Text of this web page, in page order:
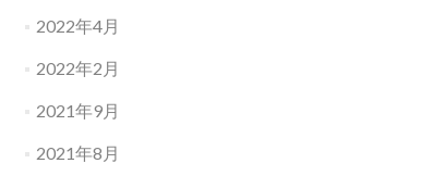
2022年4月
2022年2月
2021年9月
2021年8月